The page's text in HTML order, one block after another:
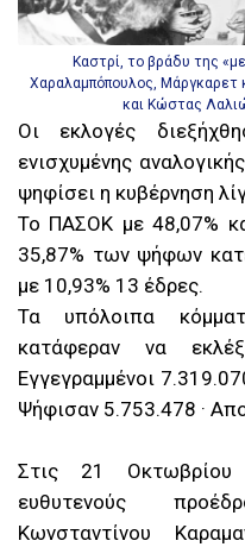
Καστρί, το βράδυ της
Χαραλαμπόπουλος, Μάργκαρετ
και Κώστας
Οι εκλογές
ενισχυμένης
ψηφίσει η κυβέρνηση
Το ΠΑΣΟΚ με 48,07%
35,87% των ψήφων
με 10,93% 13 έδρες.
Τα υπόλοιπα
κατάφεραν να
Εγγεγραμμένοι
Ψήφισαν 5.753.478 ·
Στις 21
ευθυτενούς
Κωνσταντίνου